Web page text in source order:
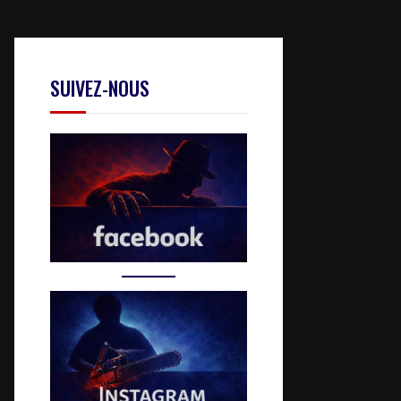
SUIVEZ-NOUS